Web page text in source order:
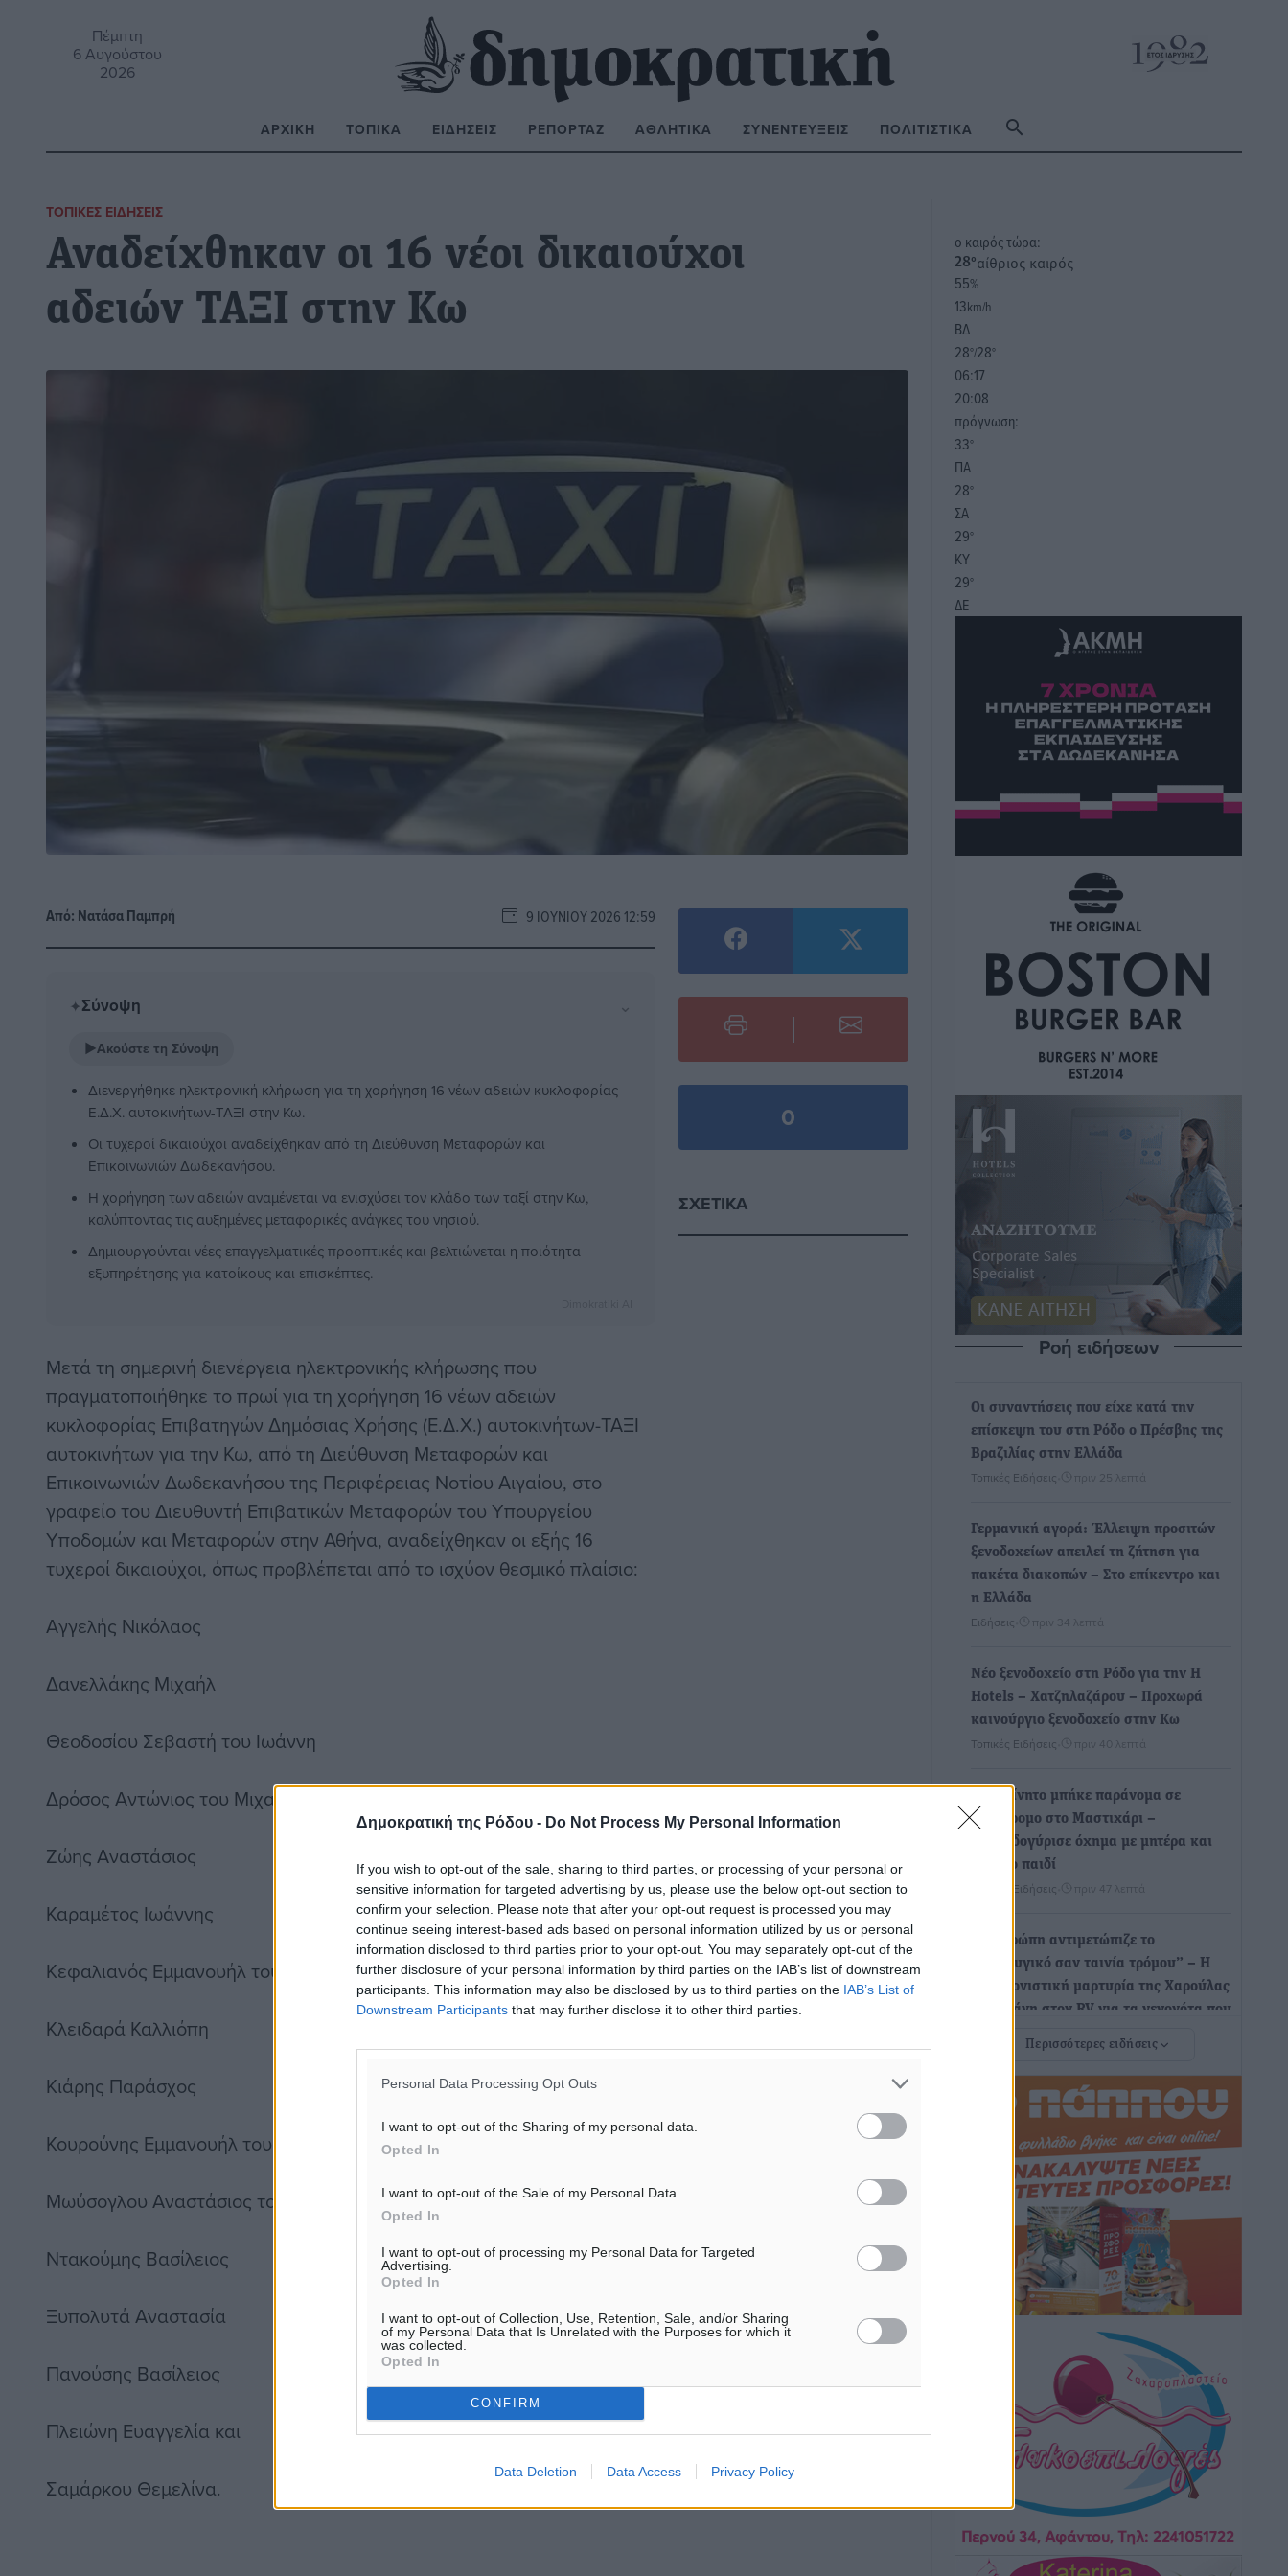
Δημοκρατική της Ρόδου - Do Not Process My Personal Information
If you wish to opt-out of the sale, sharing to third parties, or processing of your personal or
sensitive information for targeted advertising by us, please use the below opt-out section to
confirm your selection. Please note that after your opt-out request is processed you may
continue seeing interest-based ads based on personal information utilized by us or personal
information disclosed to third parties prior to your opt-out. You may separately opt-out of the
further disclosure of your personal information by third parties on the IAB’s list of downstream
participants. This information may also be disclosed by us to third parties on the IAB’s List of
Downstream Participants that may further disclose it to other third parties.
Personal Data Processing Opt Outs
I want to opt-out of the Sharing of my personal data.
Opted In
I want to opt-out of the Sale of my Personal Data.
Opted In
I want to opt-out of processing my Personal Data for Targeted
Advertising.
Opted In
I want to opt-out of Collection, Use, Retention, Sale, and/or Sharing
of my Personal Data that Is Unrelated with the Purposes for which it
was collected.
Opted In
CONFIRM
Data Deletion Data Access Privacy Policy
Πέμπτη
6 Αυγούστου
2026
ΑΡΧΙΚΉ ΤΟΠΙΚΆ ΕΙΔΉΣΕΙΣ ΡΕΠΟΡΤΆΖ ΑΘΛΗΤΙΚΆ ΣΥΝΕΝΤΕΎΞΕΙΣ ΠΟΛΙΤΙΣΤΙΚΆ
ΤΟΠΙΚΈΣ ΕΙΔΉΣΕΙΣ
Αναδείχθηκαν οι 16 νέοι δικαιούχοι
αδειών ΤΑΞΙ στην Κω
Από: Νατάσα Παμπρή 9 ΙΟΥΝΊΟΥ 2026 12:59
✦Σύνοψη ⌄
▶Ακούστε τη Σύνοψη
Διενεργήθηκε ηλεκτρονική κλήρωση για τη χορήγηση 16 νέων αδειών κυκλοφορίας
Ε.Δ.Χ. αυτοκινήτων-ΤΑΞΙ στην Κω.
Οι τυχεροί δικαιούχοι αναδείχθηκαν από τη Διεύθυνση Μεταφορών και
Επικοινωνιών Δωδεκανήσου.
Η χορήγηση των αδειών αναμένεται να ενισχύσει τον κλάδο των ταξί στην Κω,
καλύπτοντας τις αυξημένες μεταφορικές ανάγκες του νησιού.
Δημιουργούνται νέες επαγγελματικές προοπτικές και βελτιώνεται η ποιότητα
εξυπηρέτησης για κατοίκους και επισκέπτες.
Μετά τη σημερινή διενέργεια ηλεκτρονικής κλήρωσης που
πραγματοποιήθηκε το πρωί για τη χορήγηση 16 νέων αδειών
κυκλοφορίας Επιβατηγών Δημόσιας Χρήσης (Ε.Δ.Χ.) αυτοκινήτων-ΤΑΞΙ
αυτοκινήτων για την Κω, από τη Διεύθυνση Μεταφορών και
Επικοινωνιών Δωδεκανήσου της Περιφέρειας Νοτίου Αιγαίου, στο
γραφείο του Διευθυντή Επιβατικών Μεταφορών του Υπουργείου
Υποδομών και Μεταφορών στην Αθήνα, αναδείχθηκαν οι εξής 16
τυχεροί δικαιούχοι, όπως προβλέπεται από το ισχύον θεσμικό πλαίσιο:
Αγγελής Νικόλαος
Δανελλάκης Μιχαήλ
Θεοδοσίου Σεβαστή του Ιωάννη
Δρόσος Αντώνιος του Μιχαήλ
Ζώης Αναστάσιος
Καραμέτος Ιωάννης
Κεφαλιανός Εμμανουήλ του Παντελή
Κλειδαρά Καλλιόπη
Κιάρης Παράσχος
Κουρούνης Εμμανουήλ του Θεοδώρου
Μωύσογλου Αναστάσιος του Βασιλείου
Ντακούμης Βασίλειος
Ξυπολυτά Αναστασία
Πανούσης Βασίλειος
Πλειώνη Ευαγγελία και
Σαμάρκου Θεμελίνα.
0
ΣΧΕΤΙΚΆ
o καιρός τώρα:
28°αίθριος καιρός
55%
13km/h
ΒΔ
28°/28°
06:17
20:08
πρόγνωση:
33°
ΠΑ
28°
ΣΑ
29°
ΚΥ
29°
ΔΕ
Ροή ειδήσεων
Οι συναντήσεις που είχε κατά την
επίσκεψη του στη Ρόδο ο Πρέσβης της
Βραζιλίας στην Ελλάδα
Τοπικές Ειδήσεις πριν 25 λεπτά
Γερμανική αγορά: Έλλειψη προσιτών
ξενοδοχείων απειλεί τη ζήτηση για
πακέτα διακοπών – Στο επίκεντρο και
η Ελλάδα
Ειδήσεις πριν 34 λεπτά
Νέο ξενοδοχείο στη Ρόδο για την H
Hotels – Χατζηλαζάρου – Προχωρά
καινούργιο ξενοδοχείο στην Κω
Τοπικές Ειδήσεις πριν 40 λεπτά
Αυτοκίνητο μπήκε παράνομα σε
μονόδρομο στο Μαστιχάρι –
Αναποδογύρισε όχημα με μητέρα και
5χρονο παιδί
Τοπικές Ειδήσεις πριν 47 λεπτά
“Η Ευρώπη αντιμετώπιζε το
προσφυγικό σαν ταινία τρόμου” – Η
συγκλονιστική μαρτυρία της Χαρούλας
Γιασιράνη στον RV για τα γεγονότα που
Τοπικές Ειδήσεις πριν 55 λεπτά
Συναυλία με τον Γιάννη Κότσιρα στις
Πολιτιστικά• πριν 1 ώρα
Έκτακτη συνεδρίαση της Δημοτικής
Επιτροπής Ρόδου αύριο Παρασκευή 7
Αυγούστου
Τοπικές Ειδήσεις • πριν 1 ώρα
ΑΕΡΑ: Δεν σταματάει να ενισχύεται,
νέο απόκτημα ο Μητρόπουλος
πριν 1 ώρα
Κλεάνθης: Δουλειές μετά ευχαριστιών
στο γήπεδο, ατομικό για δύο
Αθλητικά• πριν 1 ώρα
Αθλητικά πριν 1 ώρα
Περισσότερες ειδήσεις